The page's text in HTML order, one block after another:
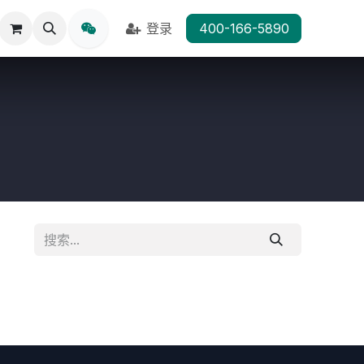
登录 400-166-5890